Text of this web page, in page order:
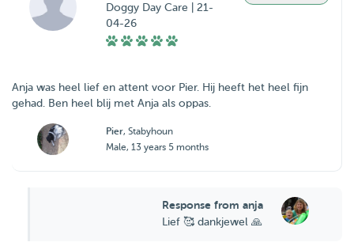
Doggy Day Care | 21-
04-26
Anja was heel lief en attent voor Pier. Hij heeft het heel fijn
gehad. Ben heel blij met Anja als oppas.
Pier, Stabyhoun
Male, 13 years 5 months
Response from anja
Lief 🥰 dankjewel 🙏